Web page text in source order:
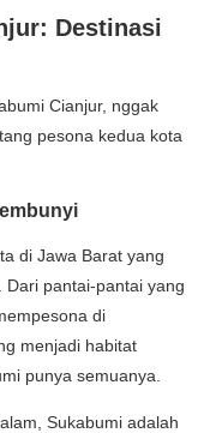
Destinasi
Cianjur, nggak
pesona kedua kota
di Jawa Barat yang
Dari pantai-pantai yang
di
menjadi habitat
punya semuanya.
Sukabumi adalah